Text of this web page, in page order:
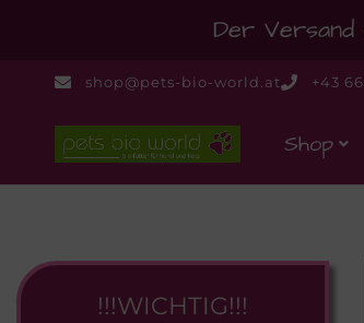
Der
shop@pets-bio-world.at +43
Shop
!!!WICHTIG!!!